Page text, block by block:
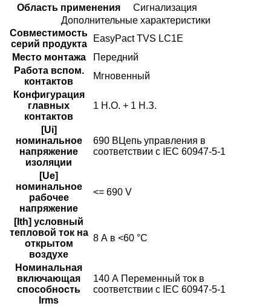
Область применения
Сигнализация
Дополнительные характеристики
Совместимость
серий продукта
EasyPact TVS LC1E
Место монтажа
Передний
Работа вспом.
контактов
Мгновенный
Конфигурация
главных
контактов
1 Н.О. + 1 Н.З.
[Ui]
номинальное
напряжение
изоляции
690 ВЦепь управления в
соответствии с IEC 60947-5-1
[Ue]
номинальное
рабочее
напряжение
<= 690 V
[Ith] условный
тепловой ток на
открытом
воздухе
8 А в <60 °C
Номинальная
включающая
способность
Irms
140 А Переменный ток в
соответствии с IEC 60947-5-1